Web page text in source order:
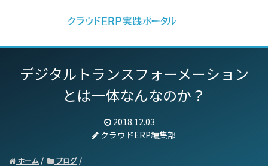
デジタルトランスフォーメーション
とは一体なんなのか？
2018.12.03
クラウドERP編集部
ホーム
ブログ